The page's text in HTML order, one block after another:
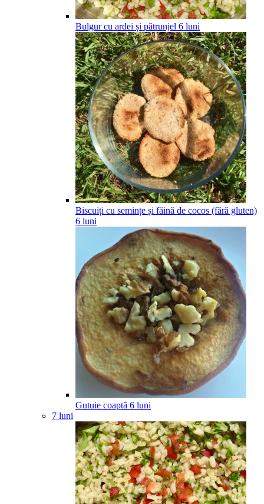
Bulgur cu ardei și pătrunjel 6 luni
Biscuiți cu semințe și făină de cocos (fără gluten)
6 luni
Gutuie coaptă 6 luni
7 luni